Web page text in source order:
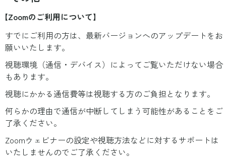
【Zoomのご利用について】
すでにご利用の方は、最新バージョンへのアップデートをお
願いいたします。
視聴環境（通信・デバイス）によってご覧いただけない場合
もあります。
視聴にかかる通信費等は視聴する方のご負担となります。
何らかの理由で通信が中断してしまう可能性があることをご
了承ください。
Zoomウェビナーの設定や視聴方法などに対するサポートは
いたしませんのでご了承ください。